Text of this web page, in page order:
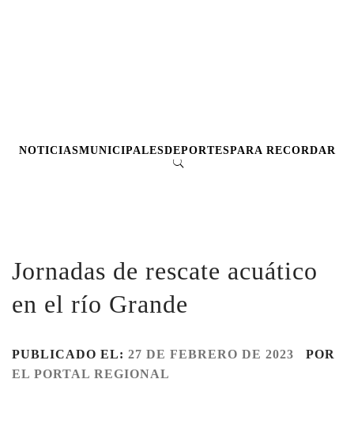
NOTICIASMUNICIPALESDEPORTESPARA RECORDAR
Jornadas de rescate acuático
en el río Grande
PUBLICADO EL: 27 DE FEBRERO DE 2023
POR
EL PORTAL REGIONAL